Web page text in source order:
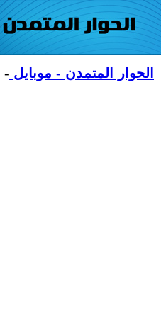
الحوار المتمدن - موبايل -